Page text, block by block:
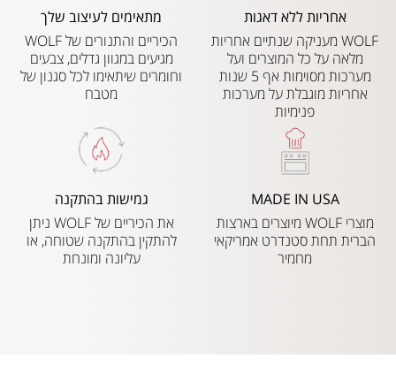
אחריות ללא דאגות
WOLF מעניקה שנתיים אחריות
מלאה על כל המוצרים ועל
מערכות מסוימות אף 5 שנות
אחריות מוגבלת על מערכות
פנימיות
מתאימים לעיצוב שלך
הכיריים והתנורים של WOLF
מגיעים במגוון גדלים, צבעים
וחומרים שיתאימו לכל סגנון של
מטבח
MADE IN USA
מוצרי WOLF מיוצרים בארצות
הברית תחת סטנדרט אמריקאי
מחמיר
גמישות בהתקנה
את הכיריים של WOLF ניתן
להתקין בהתקנה שטוחה, או
עליונה ומונחת